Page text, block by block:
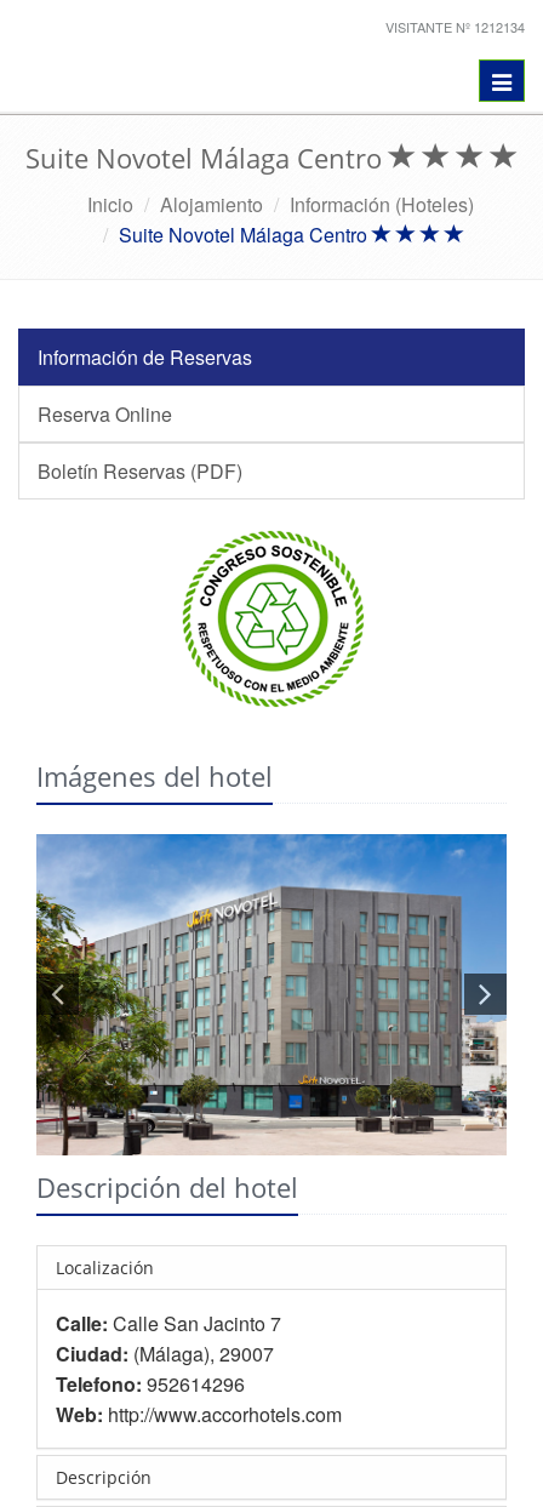
VISITANTE Nº 1212134
Suite Novotel Málaga Centro
Inicio Alojamiento
Información (Hoteles)
Suite Novotel Málaga Centro
Información de Reservas
Reserva Online
Boletín Reservas (PDF)
Imágenes del hotel
Descripción del hotel
Localización
Calle: Calle San Jacinto 7
Ciudad: (Málaga), 29007
Telefono: 952614296
Web: http://www.accorhotels.com
Descripción